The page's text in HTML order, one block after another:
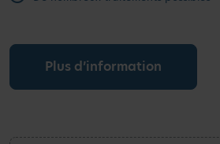
Plus d’information